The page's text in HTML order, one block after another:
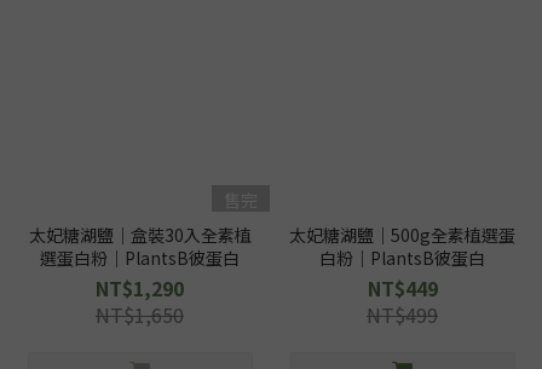
太妃糖湖鹽｜盒裝30入全素植
選蛋白粉｜PlantsB彼蛋白
NT$1,290
NT$1,650
太妃糖湖鹽｜500g全素植選蛋
白粉｜PlantsB彼蛋白
NT$449
NT$499